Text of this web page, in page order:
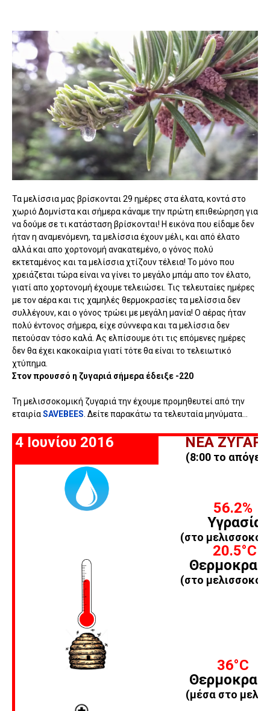
Τα μελίσσια μας βρίσκονται 29 ημέρες στα έλατα, κοντά στο
χωριό Δομνίστα και σήμερα κάναμε την πρώτη επιθεώρηση για
να δούμε σε τι κατάσταση βρίσκονται! Η εικόνα που είδαμε δεν
ήταν η αναμενόμενη, τα μελίσσια έχουν μέλι, και από έλατο
αλλά και απο χορτονομή ανακατεμένο, ο γόνος πολύ
εκτεταμένος και τα μελίσσια χτίζουν τέλεια! Το μόνο που
χρειάζεται τώρα είναι να γίνει το μεγάλο μπάμ απο τον έλατο,
γιατί απο χορτονομή έχουμε τελειώσει. Τις τελευταίες ημέρες
με τον αέρα και τις χαμηλές θερμοκρασίες τα μελίσσια δεν
συλλέγουν, και ο γόνος τρώει με μεγάλη μανία! Ο αέρας ήταν
πολύ έντονος σήμερα, είχε σύννεφα και τα μελίσσια δεν
πετούσαν τόσο καλά. Ας ελπίσουμε ότι τις επόμενες ημέρες
δεν θα έχει κακοκαίρια γιατί τότε θα είναι το τελειωτικό
χτύπημα.
Στον προυσσό η ζυγαριά σήμερα έδειξε -220
Τη μελισσοκομική ζυγαριά την έχουμε προμηθευτεί από την
εταιρίαSAVEBEES . Δείτε παρακάτω τα τελευταία μηνύματα...
4 Ιουνίου 2016 ΝΕΑ
(8:00 το
56.2%
Υγρασία
(στο
20.5°C
(στο
36°C
(μέσα στο